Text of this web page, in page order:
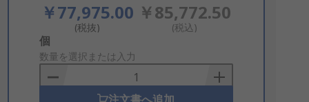
￥77,975.00
(税抜)
￥85,772.50
(税込)
Add
to
Basket
個
数量を選択または入力